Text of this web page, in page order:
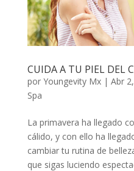
CUIDA A TU PIEL DEL
por Youngevity Mx| Abr
Spa
La primavera ha llegado
cálido, y con ello ha
cambiar tu rutina de
que sigas luciendo